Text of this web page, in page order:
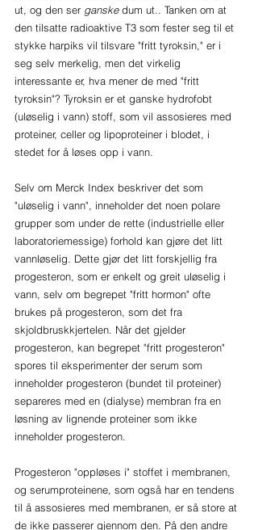
ut, og den ser ganske dum ut.. Tanken om at
den tilsatte radioaktive T3 som fester seg til et
stykke harpiks vil tilsvare "fritt tyroksin," er i
seg selv merkelig, men det virkelig
interessante er, hva mener de med "fritt
tyroksin"? Tyroksin er et ganske hydrofobt
(uløselig i vann) stoff, som vil assosieres med
proteiner, celler og lipoproteiner i blodet, i
stedet for å løses opp i vann.
Selv om Merck Index beskriver det som
"uløselig i vann", inneholder det noen polare
grupper som under de rette (industrielle eller
laboratoriemessige) forhold kan gjøre det litt
vannløselig. Dette gjør det litt forskjellig fra
progesteron, som er enkelt og greit uløselig i
vann, selv om begrepet "fritt hormon" ofte
brukes på progesteron, som det fra
skjoldbruskkjertelen. Når det gjelder
progesteron, kan begrepet "fritt progesteron"
spores til eksperimenter der serum som
inneholder progesteron (bundet til proteiner)
separeres med en (dialyse) membran fra en
løsning av lignende proteiner som ikke
inneholder progesteron.
Progesteron "oppløses i" stoffet i membranen,
og serumproteinene, som også har en tendens
til å assosieres med membranen, er så store at
de ikke passerer gjennom den. På den andre